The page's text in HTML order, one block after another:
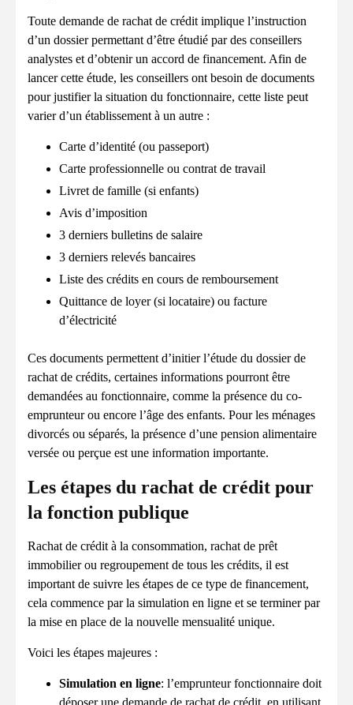
Toute demande de rachat de crédit implique l’instruction
d’un dossier permettant d’être étudié par des conseillers
analystes et d’obtenir un accord de financement. Afin de
lancer cette étude, les conseillers ont besoin de documents
pour justifier la situation du fonctionnaire, cette liste peut
varier d’un établissement à un autre :
Carte d’identité (ou passeport)
Carte professionnelle ou contrat de travail
Livret de famille (si enfants)
Avis d’imposition
3 derniers bulletins de salaire
3 derniers relevés bancaires
Liste des crédits en cours de remboursement
Quittance de loyer (si locataire) ou facture
d’électricité
Ces documents permettent d’initier l’étude du dossier de
rachat de crédits, certaines informations pourront être
demandées au fonctionnaire, comme la présence du co-
emprunteur ou encore l’âge des enfants. Pour les ménages
divorcés ou séparés, la présence d’une pension alimentaire
versée ou perçue est une information importante.
Les étapes du rachat de crédit pour
la fonction publique
Rachat de crédit à la consommation, rachat de prêt
immobilier ou regroupement de tous les crédits, il est
important de suivre les étapes de ce type de financement,
cela commence par la simulation en ligne et se terminer par
la mise en place de la nouvelle mensualité unique.
Voici les étapes majeures :
Simulation en ligne: l’emprunteur fonctionnaire doit